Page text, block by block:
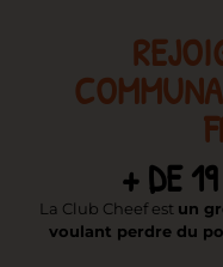
+ DE
La Club Cheef est un
voulant perdre du